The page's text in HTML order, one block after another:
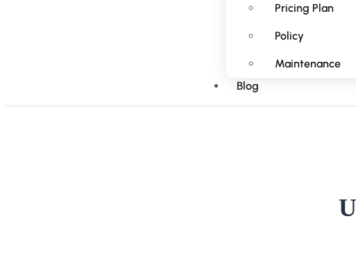
Pricing Plan
Policy
Maintenance
Blog